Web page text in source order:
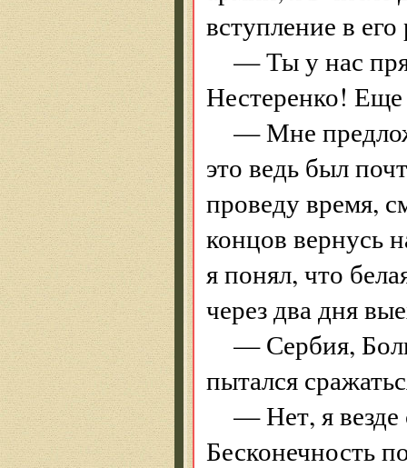
вступление в
— Ты у нас
Нестеренко! Еще
— Мне
это ведь был
проведу время,
концов вернусь
я понял, что
через два дня
— Сербия,
пытался
— Нет, я везде
Бесконечность